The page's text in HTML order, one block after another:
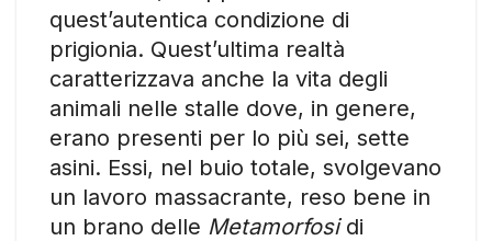
quest’autentica condizione di
prigionia. Quest’ultima realtà
caratterizzava anche la vita degli
animali nelle stalle dove, in genere,
erano presenti per lo più sei, sette
asini. Essi, nel buio totale, svolgevano
un lavoro massacrante, reso bene in
un brano delle Metamorfosi di